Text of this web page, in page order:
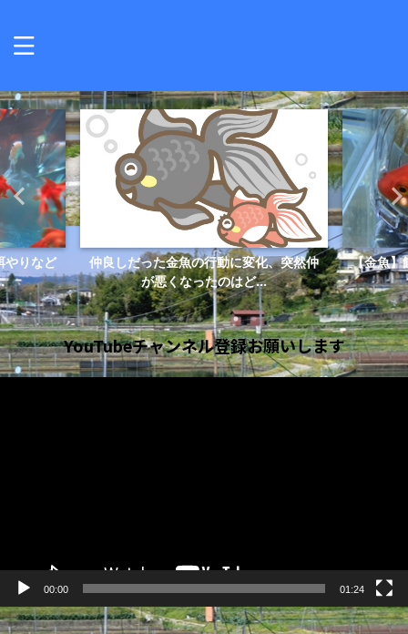
やりなど
仲良しだった金魚の行動に変化、突然仲
が悪くなったのはど...
【金魚】
YouTubeチャンネル登録お願いします
00:00 01:24